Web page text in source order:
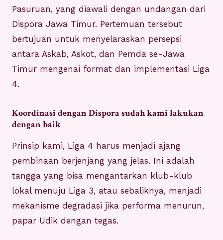
Pasuruan, yang diawali dengan undangan dari
Dispora Jawa Timur. Pertemuan tersebut
bertujuan untuk menyelaraskan persepsi
antara Askab, Askot, dan Pemda se-Jawa
Timur mengenai format dan implementasi Liga
4.
Koordinasi dengan Dispora sudah kami lakukan
dengan baik
Prinsip kami, Liga 4 harus menjadi ajang
pembinaan berjenjang yang jelas. Ini adalah
tangga yang bisa mengantarkan klub-klub
lokal menuju Liga 3, atau sebaliknya, menjadi
mekanisme degradasi jika performa menurun,
papar Udik dengan tegas.